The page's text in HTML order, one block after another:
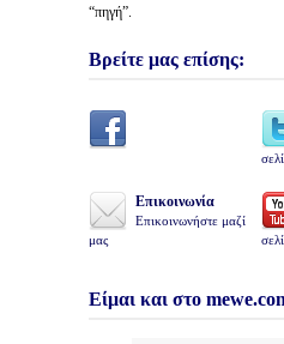
“πηγή”.
Βρείτε μας επίσης:
Επικοινωνία
Επικοινωνήστε μαζί
μας
Είμαι και στο